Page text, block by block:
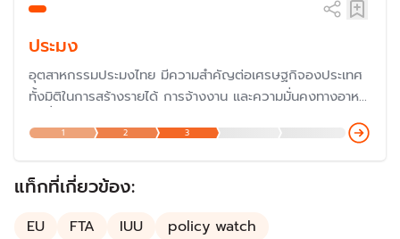
ประมง
อุตสาหกรรมประมงไทย มีความสำคัญต่อเศรษฐกิจองประเทศ
ทั้งมิติในการสร้างรายได้ การจ้างงาน และความมั่นคงทางอาหาร
แต่ที่่ผ่านมา เผชิญกับความท้าทายในการรักษาความสมดุลย์ จน
มีปัญหาการทำประมงผิดกฎหมาย ขาดการรายงาน และขาดการ
ควบคุม (IUU Fishing) รวมถึงปัญหาแรงงาน
1 2 3
แท็กที่เกี่ยวข้อง:
EU FTA IUU
policy watch